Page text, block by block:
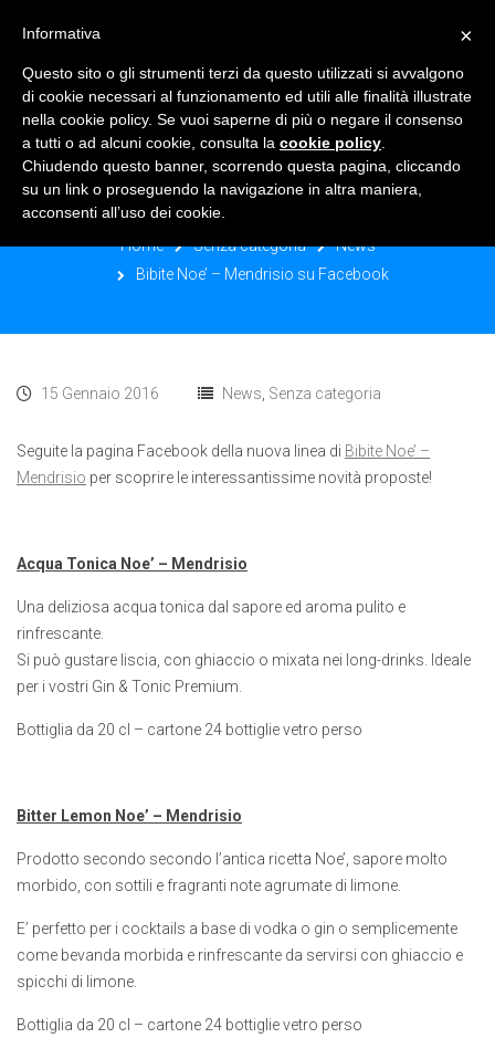
BIBITE NOE’ – MENDRISIO SU
FACEBOOK
Home Senza categoria
News
Bibite Noe’ – Mendrisio su Facebook
15 Gennaio 2016 News Senza categoria
Seguite la pagina Facebook della nuova linea di Bibite Noe’ –
Mendrisio per scoprire le interessantissime novità proposte!
Acqua Tonica Noe’ – Mendrisio
Una deliziosa acqua tonica dal sapore ed aroma pulito e
rinfrescante.
Si può gustare liscia, con ghiaccio o mixata nei long-drinks. Ideale
per i vostri Gin & Tonic Premium.
Bottiglia da 20 cl – cartone 24 bottiglie vetro perso
Bitter Lemon Noe’ – Mendrisio
Prodotto secondo secondo l’antica ricetta Noe’, sapore molto
morbido, con sottili e fragranti note agrumate di limone.
E’ perfetto per i cocktails a base di vodka o gin o semplicemente
come bevanda morbida e rinfrescante da servirsi con ghiaccio e
spicchi di limone.
Bottiglia da 20 cl – cartone 24 bottiglie vetro perso
×
Informativa
Questo sito o gli strumenti terzi da questo utilizzati si avvalgono
di cookie necessari al funzionamento ed utili alle finalità illustrate
nella cookie policy. Se vuoi saperne di più o negare il consenso
a tutti o ad alcuni cookie, consulta la cookie policy
Chiudendo questo banner, scorrendo questa pagina, cliccando
su un link o proseguendo la navigazione in altra maniera,
acconsenti all’uso dei cookie.